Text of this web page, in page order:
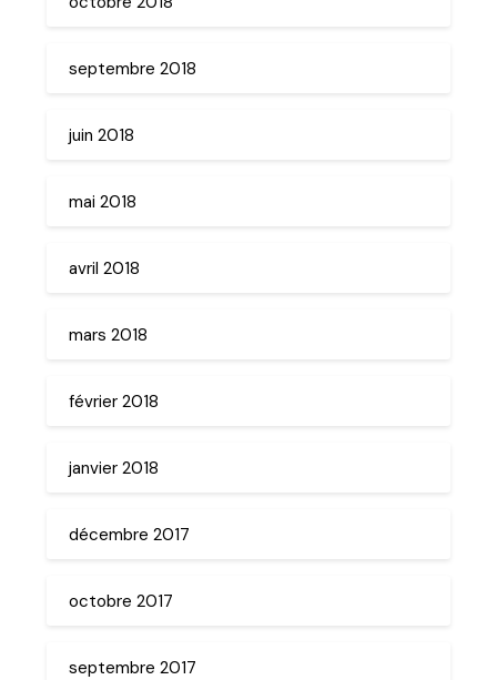
septembre 2018
juin 2018
mai 2018
avril 2018
mars 2018
février 2018
janvier 2018
décembre 2017
octobre 2017
septembre 2017